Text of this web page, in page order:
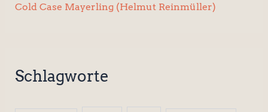
Cold Case Mayerling (Helmut Reinmüller)
Schlagworte